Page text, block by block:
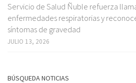
Servicio de Salud Ñuble refuerza
enfermedades respiratorias y
síntomas de gravedad
JULIO 13, 2026
BÚSQUEDA NOTICIAS